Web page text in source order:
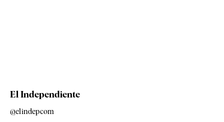
El Independiente
@elindepcom